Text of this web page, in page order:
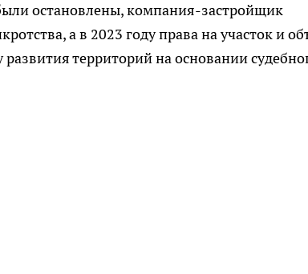
остановлены, компания-застройщик
а в 2023 году права на участок и
территорий на основании